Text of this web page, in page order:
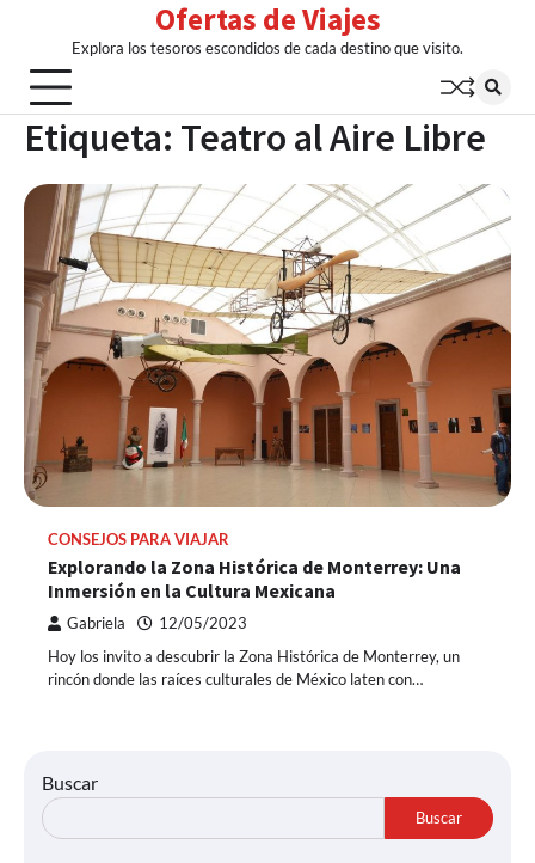
content
Ofertas de Viajes
Explora los tesoros escondidos de cada destino que visito.
Etiqueta: Teatro al Aire Libre
CONSEJOS PARA VIAJAR
Explorando la Zona Histórica de Monterrey: Una
Inmersión en la Cultura Mexicana
Gabriela 12/05/2023
Hoy los invito a descubrir la Zona Histórica de Monterrey, un
rincón donde las raíces culturales de México laten con…
Buscar
Buscar